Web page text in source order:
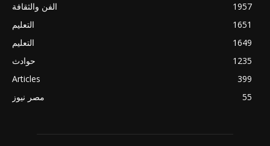
الفن والثقافة
1957
التعليم
1651
التعليم
1649
حوادث
1235
Articles
399
مصر نيوز
55